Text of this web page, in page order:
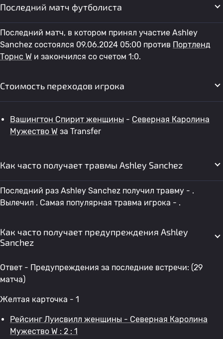
Последний матч футболиста
Последний матч, в котором принял участие Ashley
Sanchez состоялся 09.06.2024 05:00 против Портленд
Торнс W и закончился со счетом 1:0.
Стоимость переходов игрока
Вашингтон Спирит женщины - Северная Каролина
Мужество W за Transfer
Как часто получает травмы Ashley Sanchez
Последний раз Ashley Sanchez получил травму - .
Вылечил . Самая популярная травма игрока - .
Как часто получает предупреждения Ashley
Sanchez
Ответ - Предупреждения за последние встречи: (29
матча)
Желтая карточка - 1
Рейсинг Луисвилл женщины - Северная Каролина
Мужество W : 2 : 1